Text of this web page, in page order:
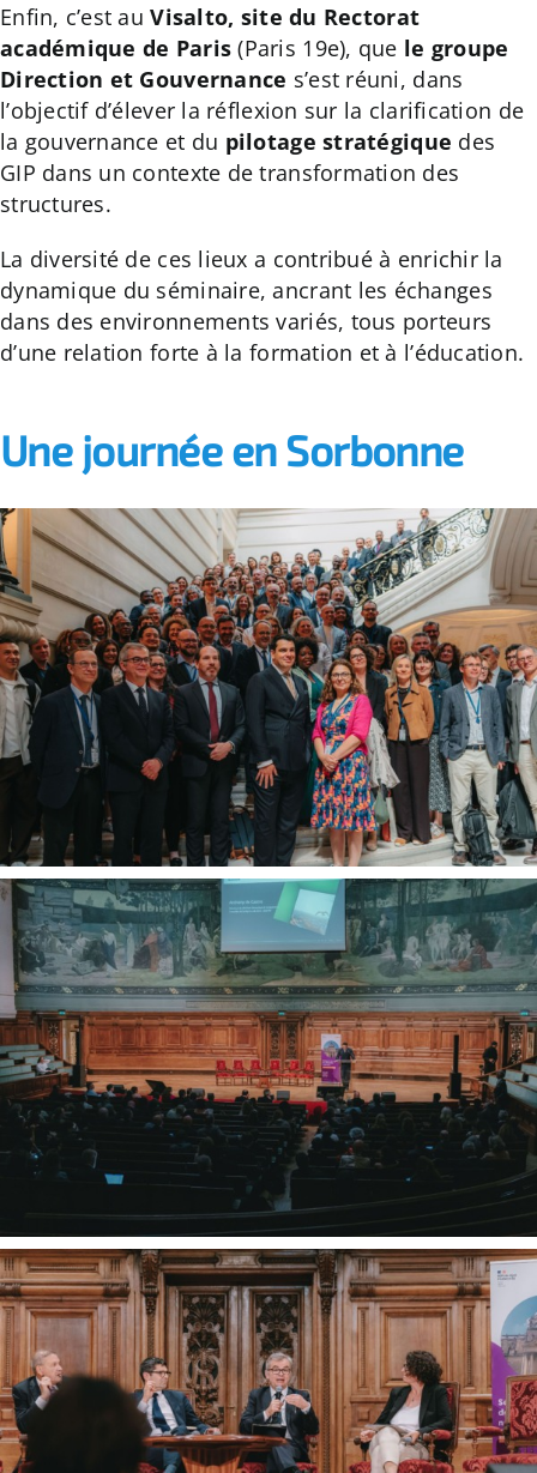
Enfin, c’est auVisalto, site du Rectorat
académique de Paris(Paris 19e), que le groupe
Direction et Gouvernance s’est réuni, dans
l’objectif d’élever la réflexion sur la clarification de
la gouvernance et du pilotage stratégique des
GIP dans un contexte de transformation des
structures.
La diversité de ces lieux a contribué à enrichir la
dynamique du séminaire, ancrant les échanges
dans des environnements variés, tous porteurs
d’une relation forte à la formation et à l’éducation.
Une journée en Sorbonne